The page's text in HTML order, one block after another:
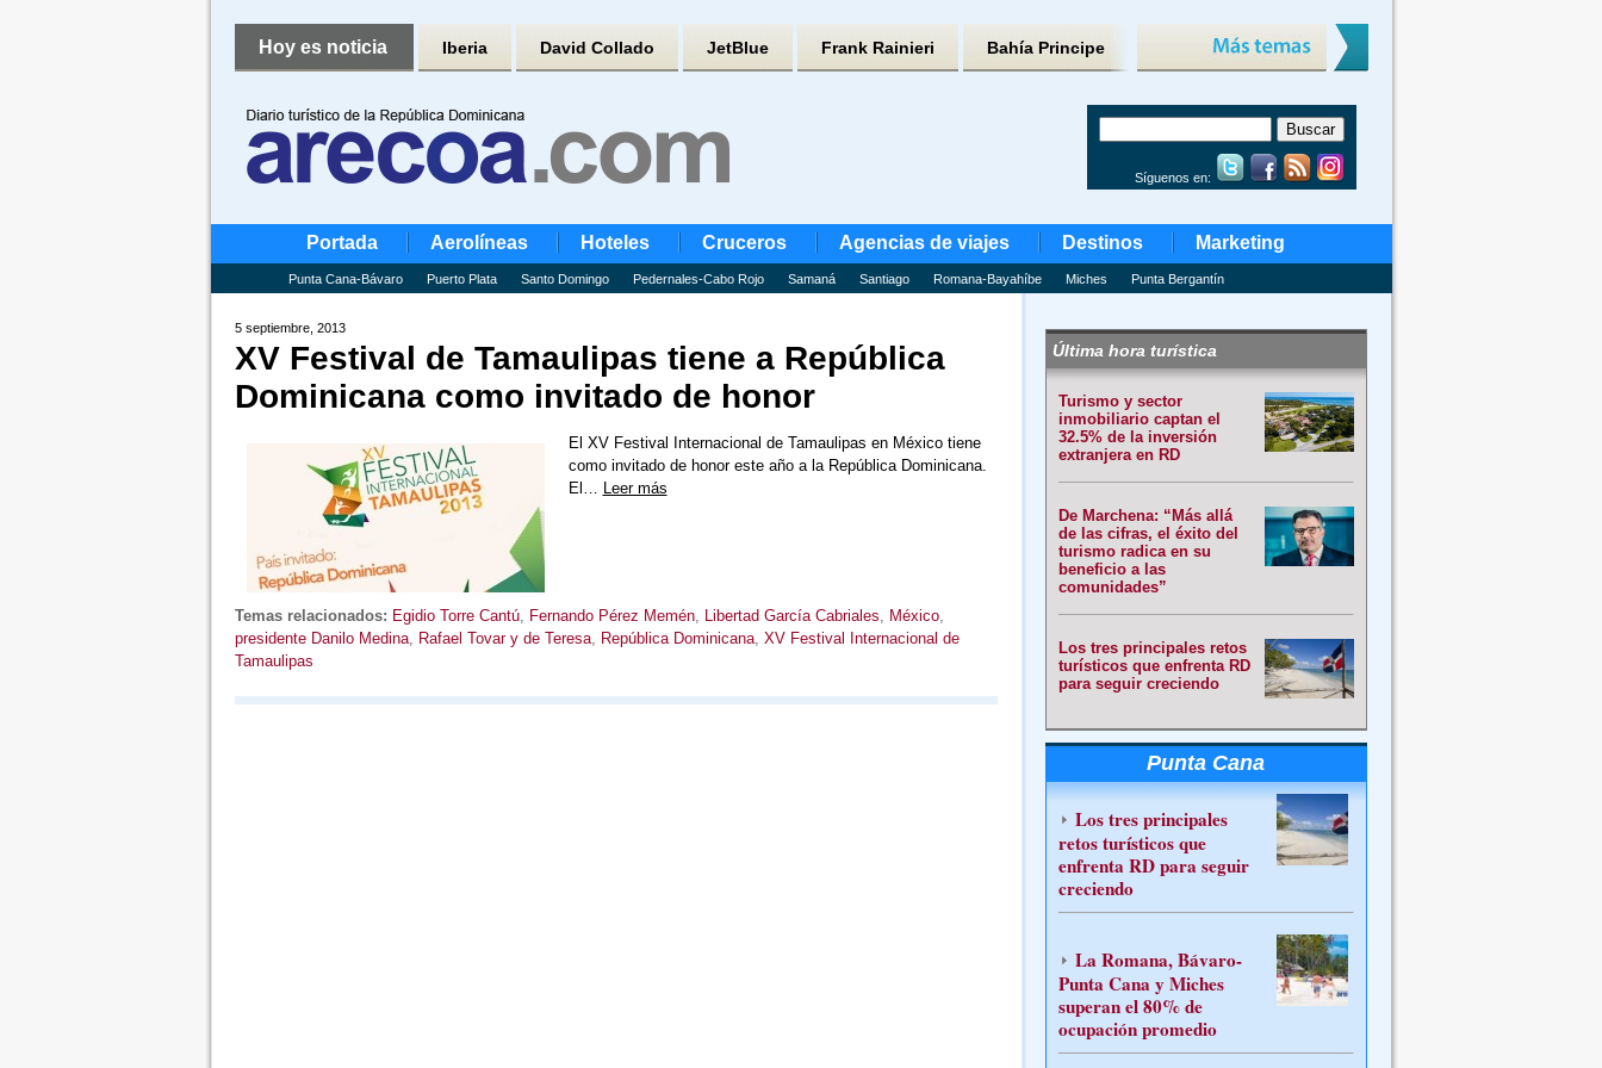
Hoy es noticia Iberia David Collado JetBlue Frank Rainieri Bahía Principe
Síguenos en:
Portada Aerolíneas Hoteles Cruceros Agencias de viajes Destinos Marketing
Punta Cana-Bávaro Puerto Plata Santo Domingo Pedernales-Cabo Rojo Samaná Santiago Romana-Bayahíbe Miches Punta Bergantín
5 septiembre, 2013
XV Festival de Tamaulipas tiene a República
Dominicana como invitado de honor
El XV Festival Internacional de Tamaulipas en México tiene
como invitado de honor este año a la República Dominicana.
El… Leer más
Temas relacionados: Egidio Torre Cantú, Fernando Pérez Memén, Libertad García Cabriales, México,
presidente Danilo Medina, Rafael Tovar y de Teresa, República Dominicana, XV Festival Internacional de
Tamaulipas
Última hora turística
Turismo y sector
inmobiliario captan el
32.5% de la inversión
extranjera en RD
De Marchena: “Más allá
de las cifras, el éxito del
turismo radica en su
beneficio a las
comunidades”
Los tres principales retos
turísticos que enfrenta RD
para seguir creciendo
Punta Cana
Los tres principales
retos turísticos que
enfrenta RD para seguir
creciendo
La Romana, Bávaro-
Punta Cana y Miches
superan el 80% de
ocupación promedio